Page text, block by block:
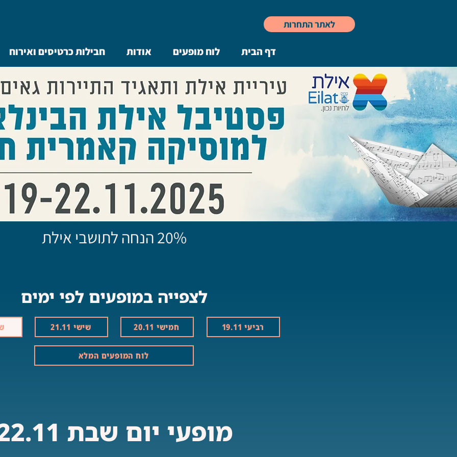
לאתר התחרות
דף הבית לוח מופעים אודות חבילות כרטיסים ואירוח
20% הנחה לתושבי אילת
לצפייה במופעים לפי ימים
שישי 21.11 חמישי 20.11 רביעי 19.11
לוח המופעים המלא
מופעי יום שבת 22.11